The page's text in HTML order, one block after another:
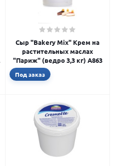
Сыр "Bakery Mix" Крем на
растительных маслах
"Париж" (ведро 3,3 кг) А863
Под заказ